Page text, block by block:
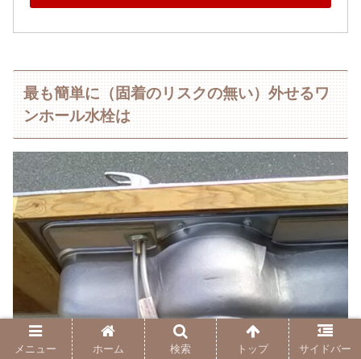
最も簡単に（固着のリスクの無い）外せるワ
ンホール水栓は
メニュー ホーム 検索 トップ サイドバー